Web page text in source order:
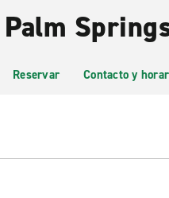
Palm
Reservar Contacto y